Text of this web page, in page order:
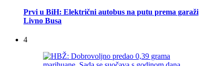
Prvi u BiH: Električni autobus na putu prema garaži
Livno Busa
4